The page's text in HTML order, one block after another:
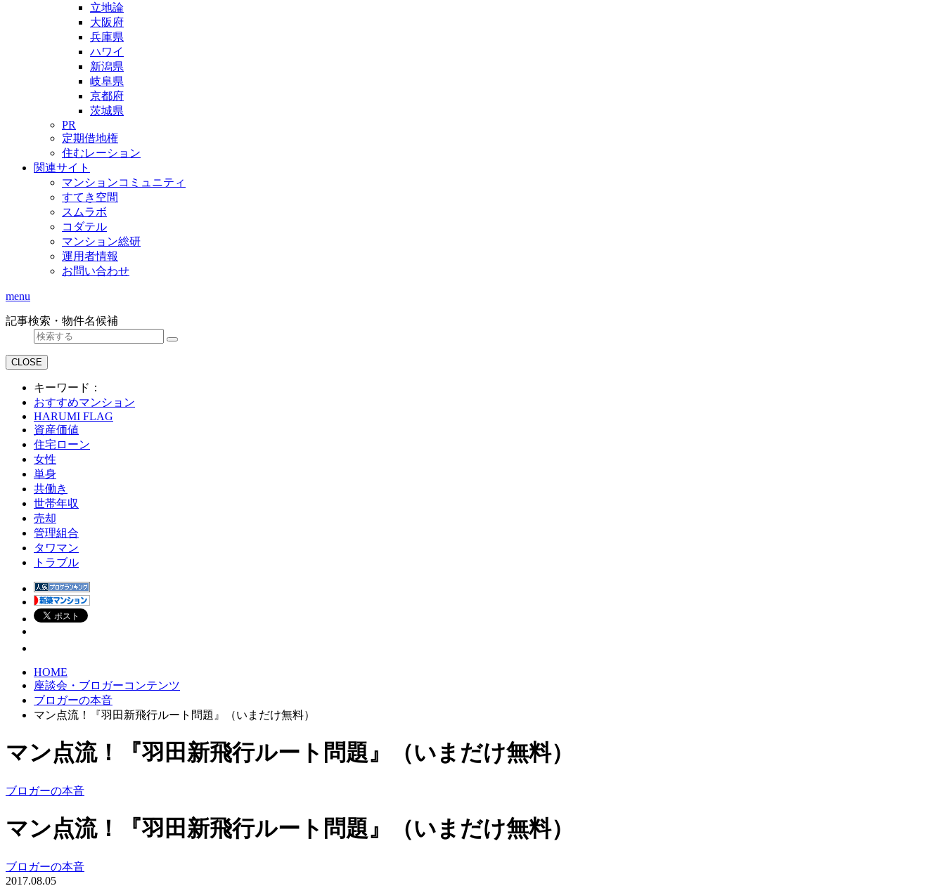
立地論
大阪府
兵庫県
ハワイ
新潟県
岐阜県
京都府
茨城県
PR
定期借地権
住むレーション
関連サイト
マンションコミュニティ
すてき空間
スムラボ
コダテル
マンション総研
運用者情報
お問い合わせ
menu
記事検索・物件名候補
CLOSE
キーワード：
おすすめマンション
HARUMI FLAG
資産価値
住宅ローン
女性
単身
共働き
世帯年収
売却
管理組合
タワマン
トラブル
HOME
座談会・ブロガーコンテンツ
ブロガーの本音
マン点流！『羽田新飛行ルート問題』（いまだけ無料）
マン点流！『羽田新飛行ルート問題』（いまだけ無料）
ブロガーの本音
マン点流！『羽田新飛行ルート問題』（いまだけ無料）
ブロガーの本音
2017.08.05